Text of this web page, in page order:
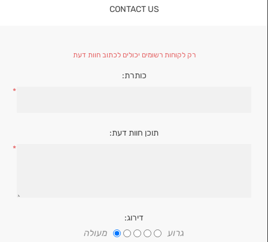
CONTACT US
רק לקוחות רשומים יכולים לכתוב חוות דעת
כותרת:
*
תוכן חוות דעת:
*
דירוג:
גרוע מעולה